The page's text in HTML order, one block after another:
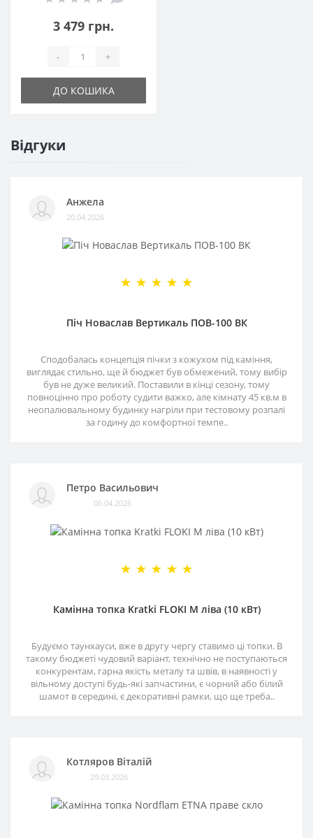
3 479 грн.
- +
ДО КОШИКА
Відгуки
Анжела
20.04.2026
Піч Новаслав Вертикаль ПОВ-100 ВК
Сподобалась концепція пічки з кожухом під каміння,
виглядає стильно, ще й бюджет був обмежений, тому вибір
був не дуже великий. Поставили в кінці сезону, тому
повноцінно про роботу судити важко, але кімнату 45 кв.м в
неопалювальному будинку нагріли при тестовому розпалі
за годину до комфортної темпе..
Петро Васильович
06.04.2026
Камінна топка Kratki FLOKI M ліва (10 кВт)
Будуємо таунхауси, вже в другу чергу ставимо ці топки. В
такому бюджеті чудовий варіант, технічно не поступаються
конкурентам, гарна якість металу та швів, в наявності у
вільному доступі будь-які запчастини, є чорний або білий
шамот в середині, є декоративні рамки, що ще треба..
Котляров Віталій
29.03.2026